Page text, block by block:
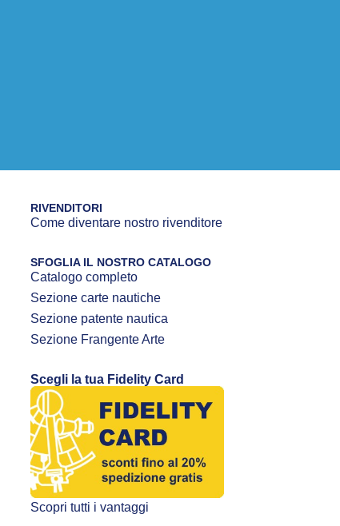
RIVENDITORI
Come diventare nostro rivenditore
SFOGLIA IL NOSTRO CATALOGO
Catalogo completo
Sezione carte nautiche
Sezione patente nautica
Sezione Frangente Arte
Scegli la tua Fidelity Card
Scopri tutti i vantaggi